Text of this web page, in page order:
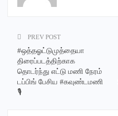
PREV POST
#ஒத்தஓட்டுமுத்தையா
திரைப்படத்திற்காக
தொடர்ந்து எட்டு மணி நேரம்
டப்பிங் பேசிய #கவுண்டமணி
🎙️